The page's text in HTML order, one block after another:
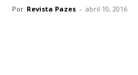
Por Revista Pazes - abril 10, 2016